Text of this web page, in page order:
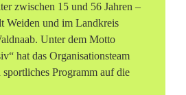
zwischen 15 und 56 Jahren –
Weiden und im Landkreis
Unter dem Motto
hat das Organisationsteam
Programm auf die